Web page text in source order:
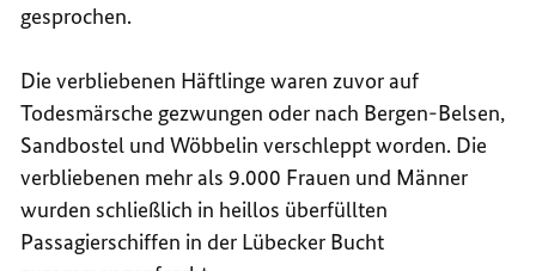
gesprochen.
Die verbliebenen Häftlinge waren zuvor auf
Todesmärsche gezwungen oder nach Bergen-Belsen,
Sandbostel und Wöbbelin verschleppt worden. Die
verbliebenen mehr als 9.000 Frauen und Männer
wurden schließlich in heillos überfüllten
Passagierschiffen in der Lübecker Bucht